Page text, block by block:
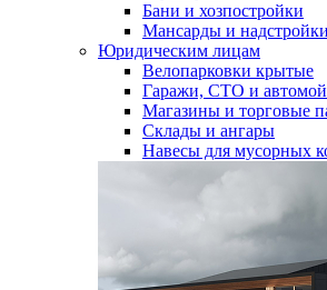
Бани и хозпостройки
Мансарды и надстройки
Юридическим лицам
Велопарковки крытые
Гаражи, СТО и
Магазины и торговые
Склады и ангары
Навесы для мусорных